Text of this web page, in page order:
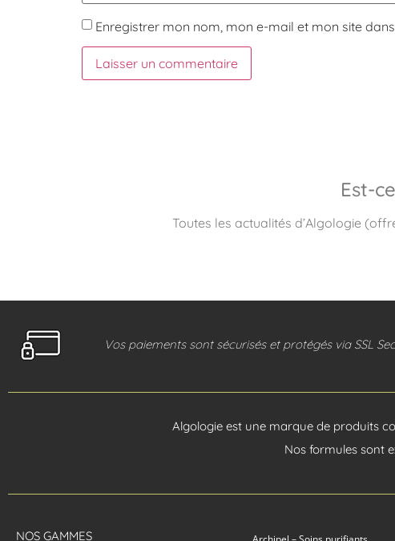
Enregistrer mon nom, mon e-mail et mon site
Est-
Toutes les actualités d’Algologie
Vos paiements sont sécurisés et protégés via SSL
Algologie est une marque de produits
Nos formules sont
NOS GAMMES